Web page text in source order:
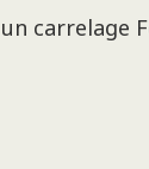
carrelage